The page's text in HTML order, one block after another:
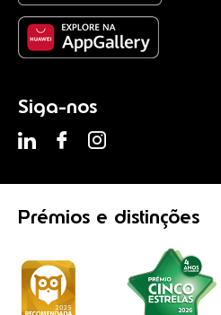
Siga-nos
Prémios e distinções